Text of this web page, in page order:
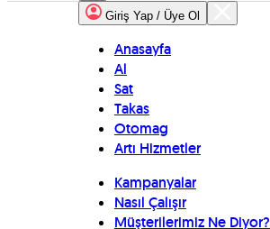
Giriş Yap / Üye Ol
Anasayfa
Al
Sat
Takas
Otomag
Artı Hizmetler
Kampanyalar
Nasıl Çalışır
Müşterilerimiz Ne Diyor?